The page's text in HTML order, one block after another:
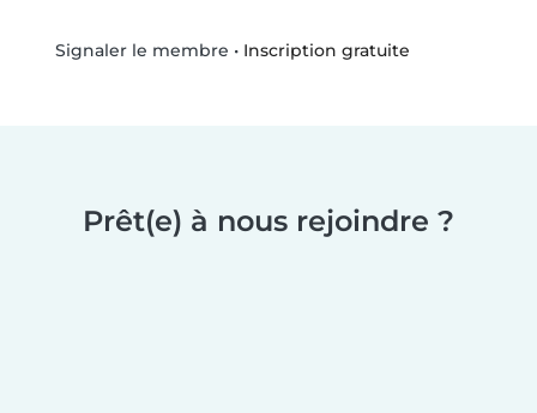
Signaler le membre • Inscription gratuite
Prêt(e) à nous rejoindre ?